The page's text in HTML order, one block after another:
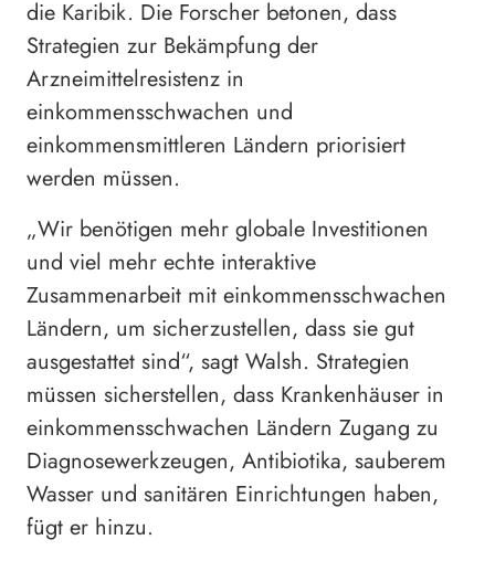
die Karibik. Die Forscher betonen, dass
Strategien zur Bekämpfung der
Arzneimittelresistenz in
einkommensschwachen und
einkommensmittleren Ländern priorisiert
werden müssen.
„Wir benötigen mehr globale Investitionen
und viel mehr echte interaktive
Zusammenarbeit mit einkommensschwachen
Ländern, um sicherzustellen, dass sie gut
ausgestattet sind“, sagt Walsh. Strategien
müssen sicherstellen, dass Krankenhäuser in
einkommensschwachen Ländern Zugang zu
Diagnosewerkzeugen, Antibiotika, sauberem
Wasser und sanitären Einrichtungen haben,
fügt er hinzu.